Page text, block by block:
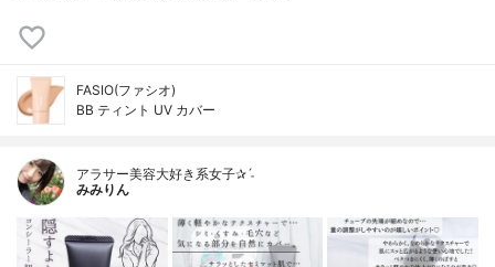
FASIO(ファシオ)
BB ティント UV カバー
アラサー美容大好き系女子✰ˊ˗
みみりん